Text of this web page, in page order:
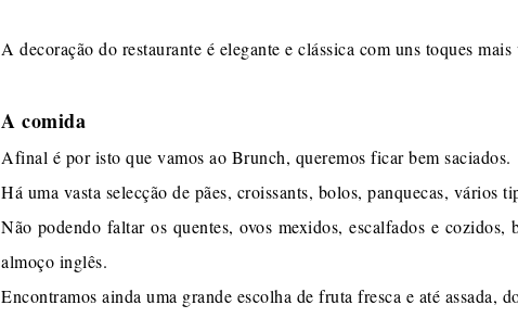
A decoração do restaurante é elegante e clássica com uns toques mais
A comida
Afinal é por isto que vamos ao Brunch, queremos ficar bem saciados.
Há uma vasta selecção de pães, croissants, bolos, panquecas, vários
Não podendo faltar os quentes, ovos mexidos, escalfados e
almoço inglês.
Encontramos ainda uma grande escolha de fruta fresca e até assada,